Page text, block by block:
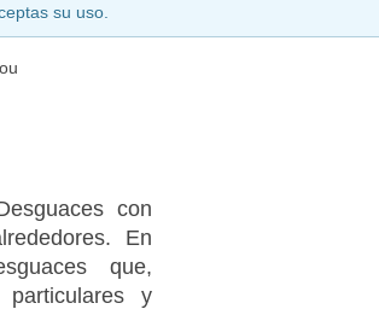
su uso.
con
En
que,
y